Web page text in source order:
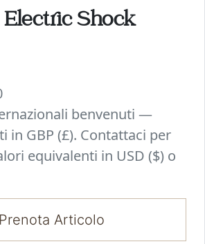
Shock
benvenuti —
in GBP (£). Contattaci per
equivalenti in USD ($) o
Prenota Articolo